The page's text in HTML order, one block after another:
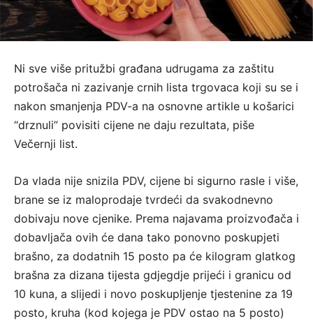
Ni sve više pritužbi građana udrugama za zaštitu
potrošača ni zazivanje crnih lista trgovaca koji su se i
nakon smanjenja PDV-a na osnovne artikle u košarici
“drznuli” povisiti cijene ne daju rezultata, piše
Večernji list.
Da vlada nije snizila PDV, cijene bi sigurno rasle i više,
brane se iz maloprodaje tvrdeći da svakodnevno
dobivaju nove cjenike. Prema najavama proizvođača i
dobavljača ovih će dana tako ponovno poskupjeti
brašno, za dodatnih 15 posto pa će kilogram glatkog
brašna za dizana tijesta gdjegdje prijeći i granicu od
10 kuna, a slijedi i novo poskupljenje tjestenine za 19
posto, kruha (kod kojega je PDV ostao na 5 posto)